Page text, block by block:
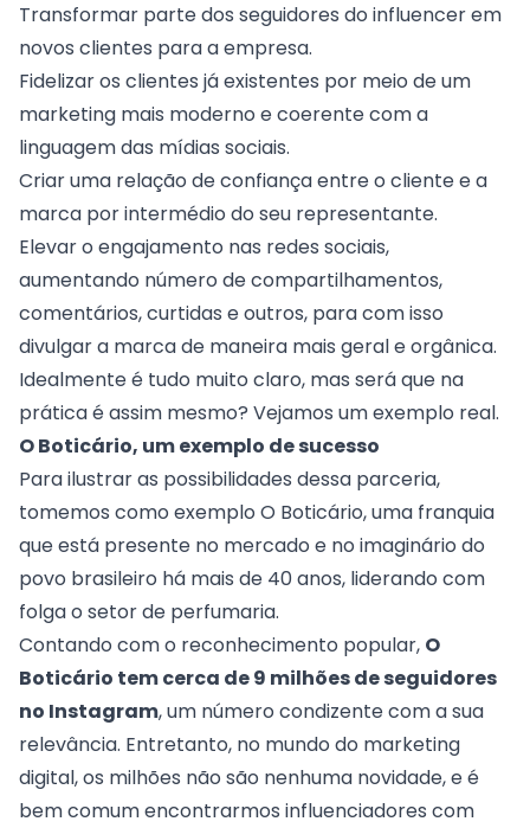
Transformar parte dos seguidores do influencer em
novos clientes para a empresa.
Fidelizar os clientes já existentes por meio de um
marketing mais moderno e coerente com a
linguagem das mídias sociais.
Criar uma relação de confiança entre o cliente e a
marca por intermédio do seu representante.
Elevar o engajamento nas redes sociais,
aumentando número de compartilhamentos,
comentários, curtidas e outros, para com isso
divulgar a marca de maneira mais geral e orgânica.
Idealmente é tudo muito claro, mas será que na
prática é assim mesmo? Vejamos um exemplo real.
O Boticário, um exemplo de sucesso
Para ilustrar as possibilidades dessa parceria,
tomemos como exemplo O Boticário, uma franquia
que está presente no mercado e no imaginário do
povo brasileiro há mais de 40 anos, liderando com
folga o setor de perfumaria.
Contando com o reconhecimento popular, O
Boticário tem cerca de 9 milhões de seguidores
no Instagram, um número condizente com a sua
relevância. Entretanto, no mundo do marketing
digital, os milhões não são nenhuma novidade, e é
bem comum encontrarmos influenciadores com